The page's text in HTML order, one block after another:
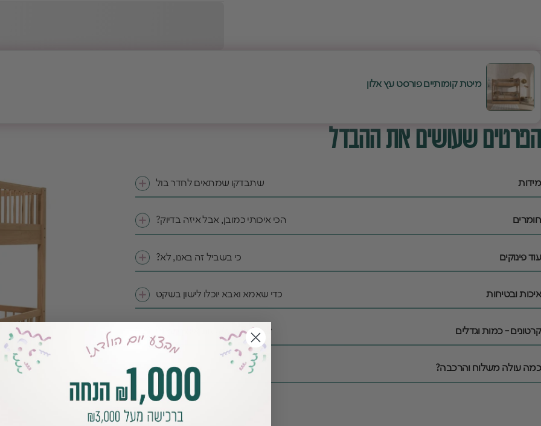
מיטת קומותיים פורסט עץ אלון
הפרטים שעושים את ההבדל
מידות שתבדקו שמתאים לחדר בול
חומרים הכי איכותי כמובן, אבל איזה בדיוק?
עוד פינוקים כי בשביל זה באנו, לא?
איכות ובטיחות כדי שאמא ואבא יוכלו לישון בשקט
קרטונים - כמות וגדלים למי שרוצה לעשות איסוף עצמי
כמה עולה משלוח והרכבה? גם זה חשוב